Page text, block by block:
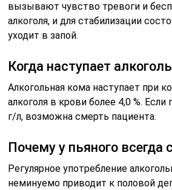
вызывают чувство тревоги и
алкоголя, и для стабилизации
уходит в запой.
Когда наступает
Алкогольная кома наступает при
алкоголя в крови более 4,0 %.
г/л, возможна смерть пациента.
Почему у пьяного всегда
Регулярное употребление
неминуемо приводит к половой